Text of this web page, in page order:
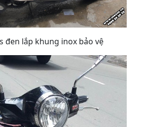
đen lắp khung inox bảo vệ